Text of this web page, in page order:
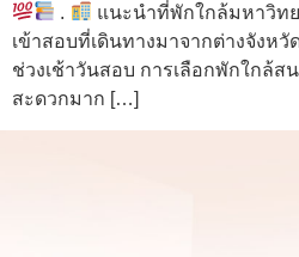
.
แนะนำที่พักใกล้มหาวิท
เข้าสอบที่เดินทางมาจากต่างจังหวั
ช่วงเช้าวันสอบ การเลือกพักใกล้ส
สะดวกมาก […]